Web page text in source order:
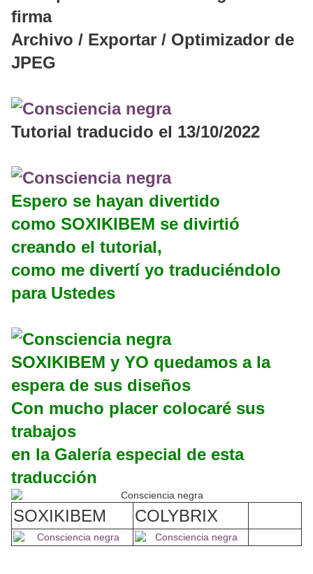
firma
Archivo / Exportar / Optimizador de
JPEG
Tutorial traducido el 13/10/2022
Espero se hayan divertido
como SOXIKIBEM se divirtió
creando el tutorial,
como me divertí yo traduciéndolo
para Ustedes
SOXIKIBEM y YO quedamos a la
espera de sus diseños
Con mucho placer colocaré sus
trabajos
en la Galería especial de esta
traducción
SOXIKIBEM COLYBRIX